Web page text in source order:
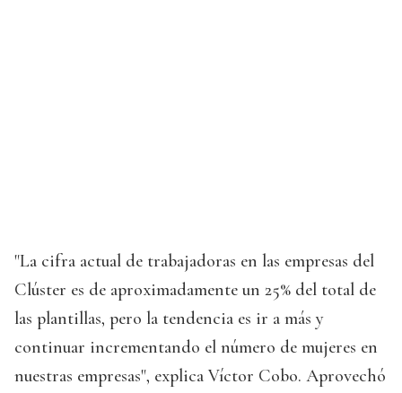
"La cifra actual de trabajadoras en las empresas del
Clúster es de aproximadamente un 25% del total de
las plantillas, pero la tendencia es ir a más y
continuar incrementando el número de mujeres en
nuestras empresas", explica Víctor Cobo. Aprovechó